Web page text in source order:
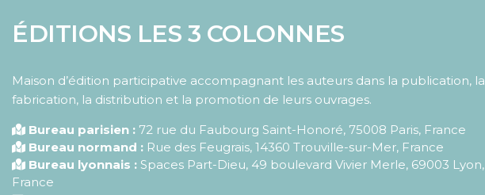
ÉDITIONS LES 3 COLONNES
Maison d’édition participative accompagnant les auteurs dans la publication, la
fabrication, la distribution et la promotion de leurs ouvrages.
Bureau parisien : 72 rue du Faubourg Saint-Honoré, 75008 Paris, France
Bureau normand : Rue des Feugrais, 14360 Trouville-sur-Mer, France
Bureau lyonnais : Spaces Part-Dieu, 49 boulevard Vivier Merle, 69003 Lyon,
France